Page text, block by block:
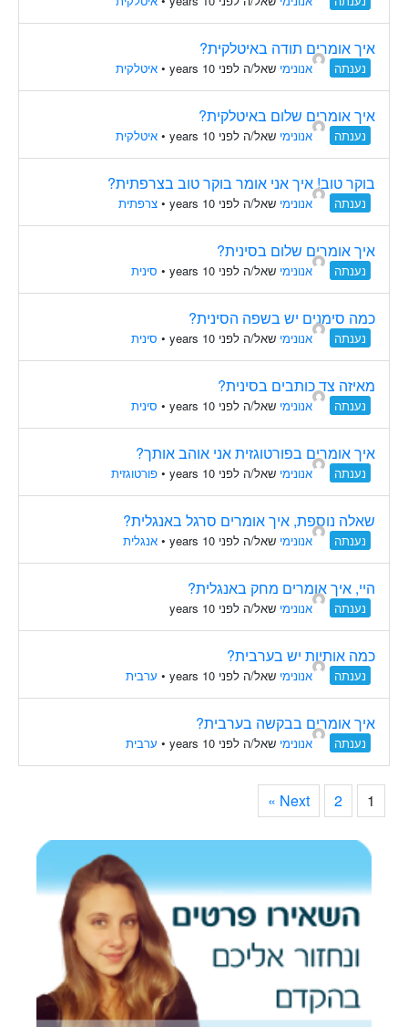
איך אומרים תודה באיטלקית?
נענתה אנונימי שאל/ה לפני 10 years • איטלקית
איך אומרים שלום באיטלקית?
נענתה אנונימי שאל/ה לפני 10 years • איטלקית
בוקר טוב! איך אני אומר בוקר טוב בצרפתית?
נענתה אנונימי שאל/ה לפני 10 years • צרפתית
איך אומרים שלום בסינית?
נענתה אנונימי שאל/ה לפני 10 years • סינית
כמה סימנים יש בשפה הסינית?
נענתה אנונימי שאל/ה לפני 10 years • סינית
מאיזה צד כותבים בסינית?
נענתה אנונימי שאל/ה לפני 10 years • סינית
איך אומרים בפורטוגזית אני אוהב אותך?
נענתה אנונימי שאל/ה לפני 10 years • פורטוגזית
שאלה נוספת, איך אומרים סרגל באנגלית?
נענתה אנונימי שאל/ה לפני 10 years • אנגלית
היי, איך אומרים מחק באנגלית?
נענתה אנונימי שאל/ה לפני 10 years
כמה אותיות יש בערבית?
נענתה אנונימי שאל/ה לפני 10 years • ערבית
איך אומרים בבקשה בערבית?
נענתה אנונימי שאל/ה לפני 10 years • ערבית
1
2
Next »